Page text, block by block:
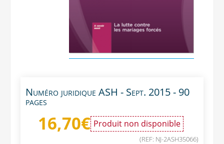
Numéro juridique ASH - Sept. 2015 - 90
pages
16,70€ Produit non disponible
(REF: NJ-2ASH35066)